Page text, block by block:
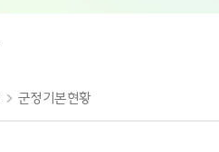
군정기본현황